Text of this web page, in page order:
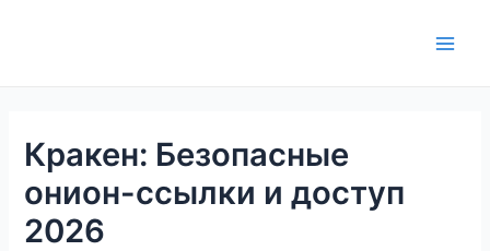
Кракен: Безопасные
онион-ссылки и доступ
2026